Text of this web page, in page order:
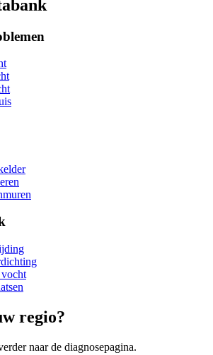
regio?
naar de diagnosepagina.